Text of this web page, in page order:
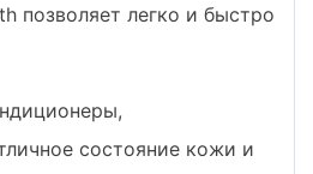
позволяет легко и быстро
состояние кожи и